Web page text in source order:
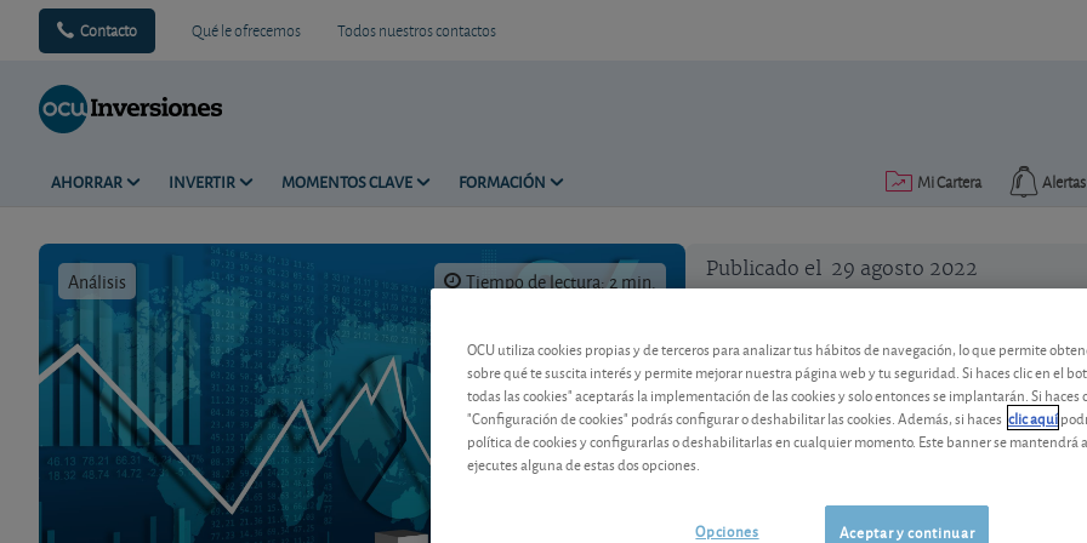
Contacto Qué le ofrecemos Todos nuestros contactos
AHORRAR INVERTIR MOMENTOS CLAVE FORMACIÓN Alertas
Mi Cartera
Análisis Tiempo de lectura: 2 min. Publicado el 29 agosto 2022
Fondos conservadores a la
Con la subida de tipos vuelven a
objetivo de rentabilidad a vencimiento
interesan?
OCU utiliza cookies propias y de terceros para analizar tus hábitos de navegación, lo que permite
sobre qué te suscita interés y permite mejorar nuestra página web y tu seguridad. Si haces clic en el
todas las cookies" aceptarás la implementación de las cookies y solo entonces se implantarán. Si haces
"Configuración de cookies" podrás configurar o deshabilitar las cookies. Además, si haces clic aquí
política de cookies y configurarlas o deshabilitarlas en cualquier momento. Este banner se mantendrá
ejecutes alguna de estas dos opciones.
Aceptar y continuar
Opciones